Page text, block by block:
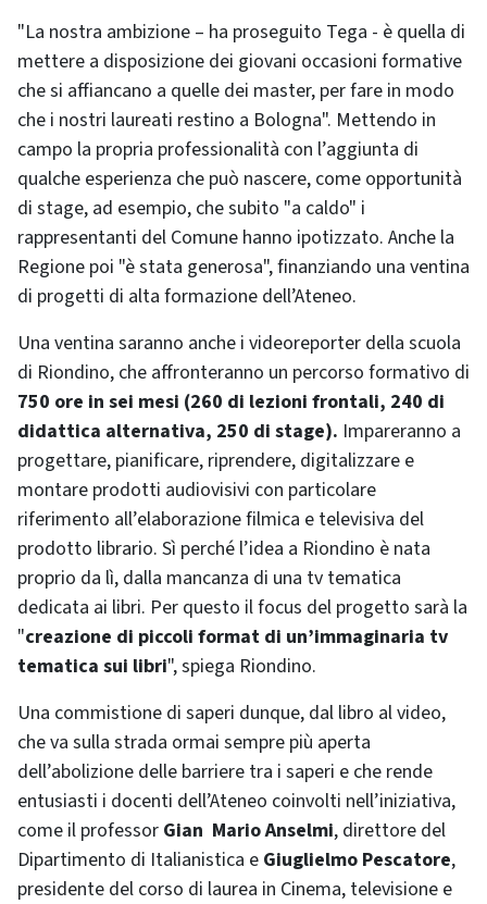
"La nostra ambizione – ha proseguito Tega - è quella di
mettere a disposizione dei giovani occasioni formative
che si affiancano a quelle dei master, per fare in modo
che i nostri laureati restino a Bologna". Mettendo in
campo la propria professionalità con l’aggiunta di
qualche esperienza che può nascere, come opportunità
di stage, ad esempio, che subito "a caldo" i
rappresentanti del Comune hanno ipotizzato. Anche la
Regione poi "è stata generosa", finanziando una ventina
di progetti di alta formazione dell’Ateneo.
Una ventina saranno anche i videoreporter della scuola
di Riondino, che affronteranno un percorso formativo di
750 ore in sei mesi (260 di lezioni frontali, 240 di
didattica alternativa, 250 di stage). Impareranno a
progettare, pianificare, riprendere, digitalizzare e
montare prodotti audiovisivi con particolare
riferimento all’elaborazione filmica e televisiva del
prodotto librario. Sì perché l’idea a Riondino è nata
proprio da lì, dalla mancanza di una tv tematica
dedicata ai libri. Per questo il focus del progetto sarà la
"creazione di piccoli format di un’immaginaria tv
tematica sui libri", spiega Riondino.
Una commistione di saperi dunque, dal libro al video,
che va sulla strada ormai sempre più aperta
dell’abolizione delle barriere tra i saperi e che rende
entusiasti i docenti dell’Ateneo coinvolti nell’iniziativa,
come il professor Gian Mario Anselmi, direttore del
Dipartimento di Italianistica e Giuglielmo Pescatore,
presidente del corso di laurea in Cinema, televisione e